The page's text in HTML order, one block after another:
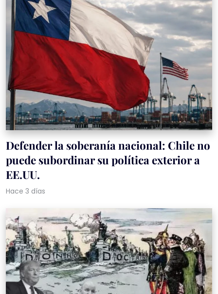
Defender la soberanía nacional: Chile no
puede subordinar su política exterior a
EE.UU.
Hace 3 días